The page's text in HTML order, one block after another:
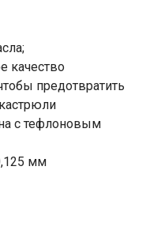
качество
предотвратить
с тефлоновым
мм